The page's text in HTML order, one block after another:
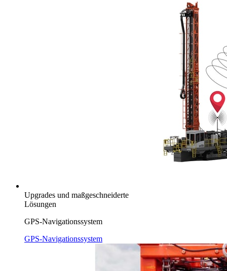
Upgrades und maßgeschneiderte
Lösungen
GPS-Navigationssystem
GPS-Navigationssystem